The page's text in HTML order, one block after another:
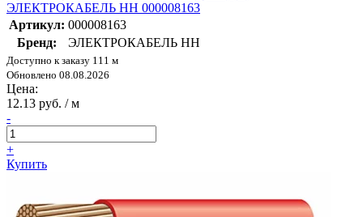
ЭЛЕКТРОКАБЕЛЬ НН 000008163
Артикул: 000008163
Бренд:
ЭЛЕКТРОКАБЕЛЬ НН
Доступно к заказу 111 м
Обновлено 08.08.2026
Цена:
12.13 руб. / м
-
+
Купить